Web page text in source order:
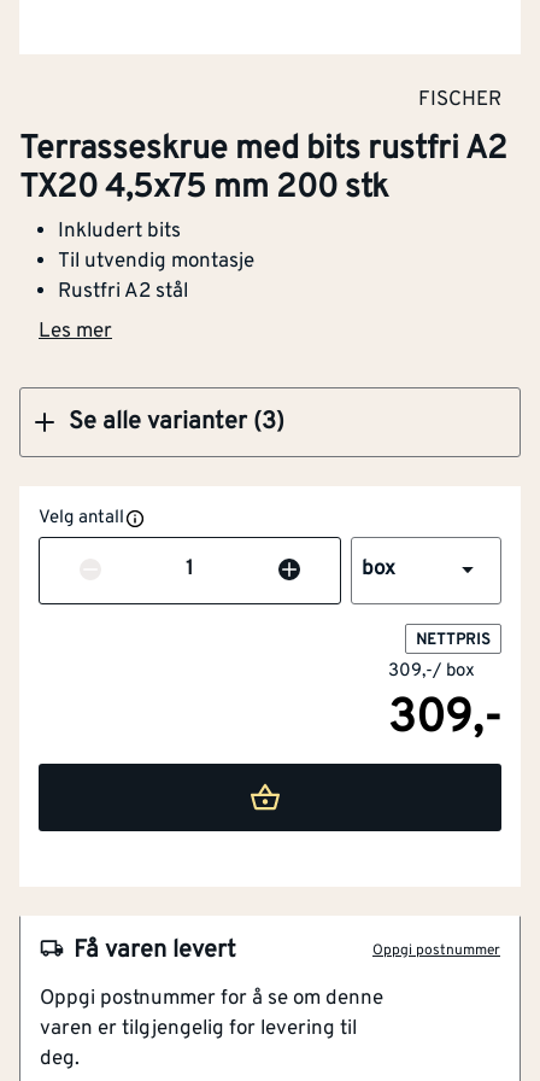
FISCHER
Terrasseskrue med bits rustfri A2
TX20 4,5x75 mm 200 stk
Inkludert bits
Til utvendig montasje
Rustfri A2 stål
Les mer
Se alle varianter (3)
Terrasseskrue med bits rustfri A2 TX20
4,5x75 mm 200 stk
Velg antall
Antall box
NETTPRIS
309,-/ box
309,-
Få varen levert Oppgi postnummer
Oppgi postnummer for å se om denne
varen er tilgjengelig for levering til
deg.
NOBB
47369632
Artikkelnummer 101163251
Inkludert bits
Til utvendig montasje
Lengde (mm)